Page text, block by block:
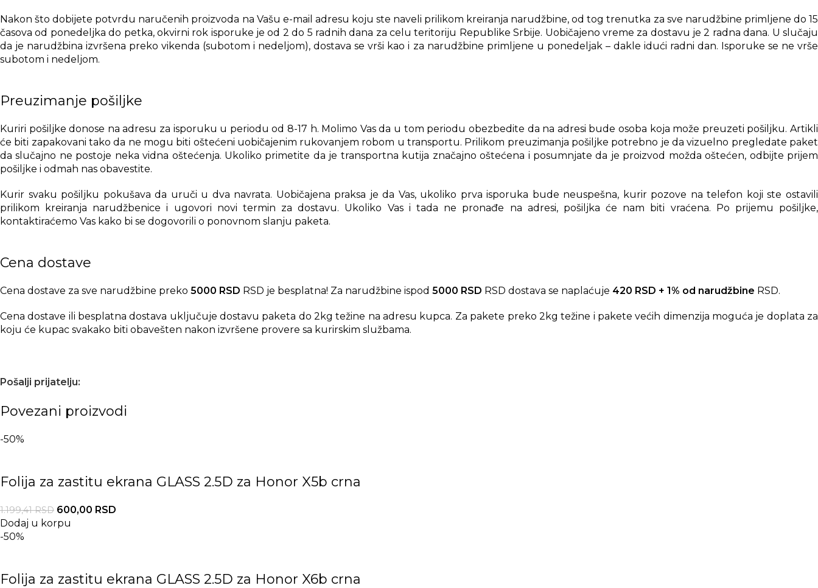
Nakon što dobijete potvrdu naručenih proizvoda na Vašu e-mail adresu koju ste naveli prilikom kreiranja narudžbine, od tog trenutka za sve narudžbine primljene do 15
časova od ponedeljka do petka, okvirni rok isporuke je od 2 do 5 radnih dana za celu teritoriju Republike Srbije. Uobičajeno vreme za dostavu je 2 radna dana. U slučaju
da je narudžbina izvršena preko vikenda (subotom i nedeljom), dostava se vrši kao i za narudžbine primljene u ponedeljak – dakle idući radni dan. Isporuke se ne vrše
subotom i nedeljom.
Preuzimanje pošiljke
Kuriri pošiljke donose na adresu za isporuku u periodu od 8-17 h. Molimo Vas da u tom periodu obezbedite da na adresi bude osoba koja može preuzeti pošiljku. Artikli
će biti zapakovani tako da ne mogu biti oštećeni uobičajenim rukovanjem robom u transportu. Prilikom preuzimanja pošiljke potrebno je da vizuelno pregledate paket
da slučajno ne postoje neka vidna oštećenja. Ukoliko primetite da je transportna kutija značajno oštećena i posumnjate da je proizvod možda oštećen, odbijte prijem
pošiljke i odmah nas obavestite.
Kurir svaku pošiljku pokušava da uruči u dva navrata. Uobičajena praksa je da Vas, ukoliko prva isporuka bude neuspešna, kurir pozove na telefon koji ste ostavili
prilikom kreiranja narudžbenice i ugovori novi termin za dostavu. Ukoliko Vas i tada ne pronađe na adresi, pošiljka će nam biti vraćena. Po prijemu pošiljke,
kontaktiraćemo Vas kako bi se dogovorili o ponovnom slanju paketa.
Cena dostave
Cena dostave za sve narudžbine preko 5000 RSD RSD je besplatna! Za narudžbine ispod 5000 RSD RSD dostava se naplaćuje 420 RSD + 1% od narudžbine RSD.
Cena dostave ili besplatna dostava uključuje dostavu paketa do 2kg težine na adresu kupca. Za pakete preko 2kg težine i pakete većih dimenzija moguća je doplata za
koju će kupac svakako biti obavešten nakon izvršene provere sa kurirskim službama.
Pošalji prijatelju:
Povezani proizvodi
-50%
Folija za zastitu ekrana GLASS 2.5D za Honor X5b crna
1.199,41RSD 600,00 RSD
Dodaj u korpu
-50%
Folija za zastitu ekrana GLASS 2.5D za Honor X6b crna